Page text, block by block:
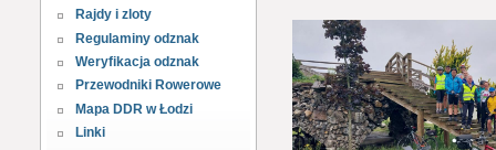
Rajdy i zloty
Regulaminy odznak
Weryfikacja odznak
Przewodniki Rowerowe
Mapa DDR w Łodzi
Linki